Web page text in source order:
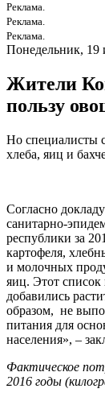
Реклама.
Реклама.
Реклама.
Понедельник, 19
Жители
пользу
Но специалисты
хлеба, яиц и
Согласно
санитарно-
республики за
картофеля,
и молочных
яиц. Этот список
добавились
образом, не
питания для
населения», –
Фактическое
2016 годы